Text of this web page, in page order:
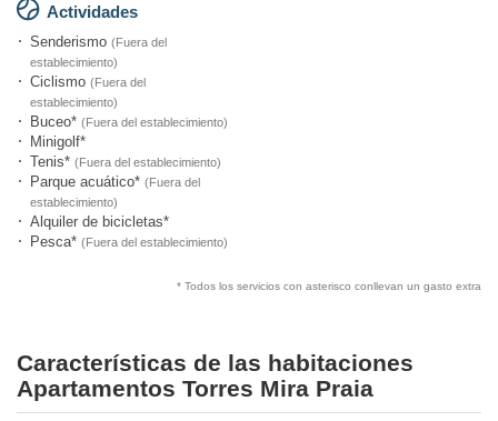
Actividades
Senderismo (Fuera del
establecimiento)
Ciclismo (Fuera del
establecimiento)
Buceo* (Fuera del establecimiento)
Minigolf*
Tenis* (Fuera del establecimiento)
Parque acuático* (Fuera del
establecimiento)
Alquiler de bicicletas*
Pesca* (Fuera del establecimiento)
* Todos los servicios con asterisco conllevan un gasto extra
Características de las habitaciones
Apartamentos Torres Mira Praia